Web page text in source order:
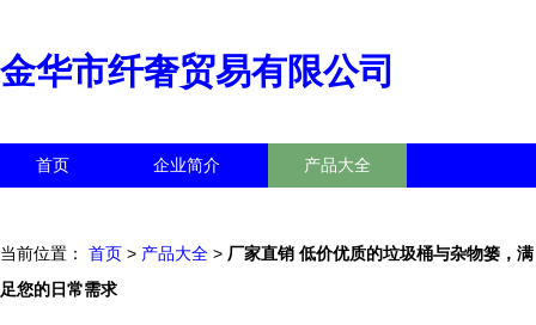
金华市纤奢贸易有限公司
首页 企业简介 产品大全
当前位置： 首页 > 产品大全 > 厂家直销 低价优质的垃圾桶与杂物篓，满
足您的日常需求